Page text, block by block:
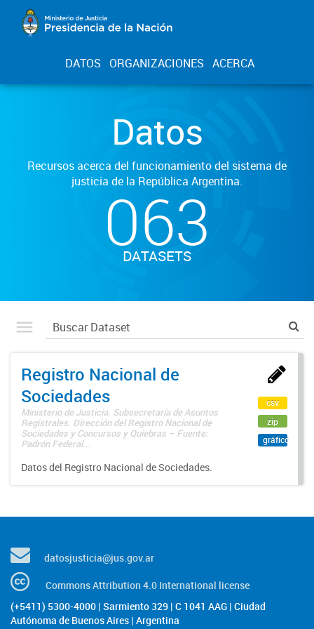
DATOS ORGANIZACIONES ACERCA
Datos
Recursos acerca del funcionamiento del sistema de
justicia de la República Argentina.
063
DATASETS
Registro Nacional de
Sociedades
Ministerio de Justicia. Subsecretaría de Asuntos
Registrales. Dirección del Registro Nacional de
Sociedades y Concursos y Quiebras – Fuente:
Padrón Federal...
Datos del Registro Nacional de Sociedades.
csv
zip
gráfico
datosjusticia@jus.gov.ar
Commons Attribution 4.0 International license
(+5411) 5300-4000 | Sarmiento 329 | C 1041 AAG | Ciudad
Autónoma de Buenos Aires | Argentina